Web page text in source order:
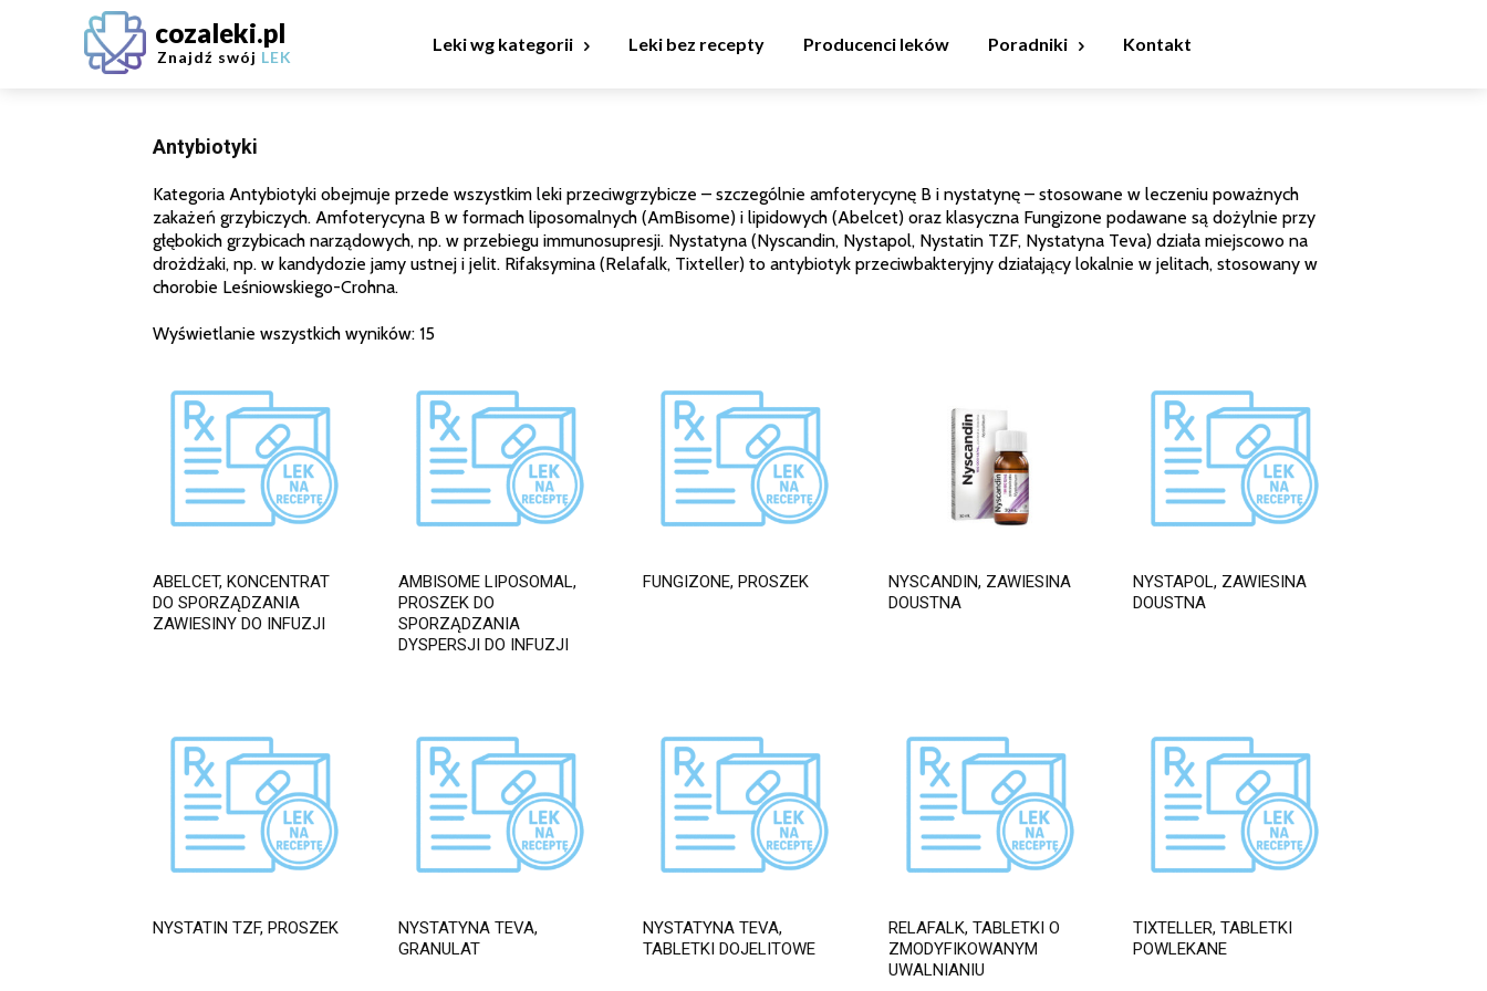
cozaleki.pl
Znajdź swój LEK
Leki wg kategorii Leki bez recepty Producenci leków Poradniki Kontakt
Antybiotyki
Kategoria Antybiotyki obejmuje przede wszystkim leki przeciwgrzybicze – szczególnie amfoterycynę B i nystatynę – stosowane w leczeniu poważnych
zakażeń grzybiczych. Amfoterycyna B w formach liposomalnych (AmBisome) i lipidowych (Abelcet) oraz klasyczna Fungizone podawane są dożylnie przy
głębokich grzybicach narządowych, np. w przebiegu immunosupresji. Nystatyna (Nyscandin, Nystapol, Nystatin TZF, Nystatyna Teva) działa miejscowo na
drożdżaki, np. w kandydozie jamy ustnej i jelit. Rifaksymina (Relafalk, Tixteller) to antybiotyk przeciwbakteryjny działający lokalnie w jelitach, stosowany w
chorobie Leśniowskiego-Crohna.
Wyświetlanie wszystkich wyników: 15
ABELCET, KONCENTRAT
DO SPORZĄDZANIA
ZAWIESINY DO INFUZJI
AMBISOME LIPOSOMAL,
PROSZEK DO
SPORZĄDZANIA
DYSPERSJI DO INFUZJI
FUNGIZONE, PROSZEK
NYSCANDIN, ZAWIESINA
DOUSTNA
NYSTAPOL, ZAWIESINA
DOUSTNA
NYSTATIN TZF, PROSZEK
NYSTATYNA TEVA,
GRANULAT
NYSTATYNA TEVA,
TABLETKI DOJELITOWE
RELAFALK, TABLETKI O
ZMODYFIKOWANYM
UWALNIANIU
TIXTELLER, TABLETKI
POWLEKANE